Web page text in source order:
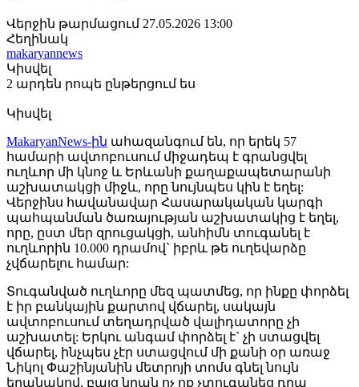
Վերջին թարմացում 27.05.2026 13:00
Հեղինակ
makaryannews
Կիսվել
2 արդեն րոպե ընթերցում ես
Կիսվել
MakaryanNews-ին ահազանգում են, որ երեկ 57
համարի ավտոբուսում միջադեպ է գրանցվել
ուղևոր մի կնոջ և Երևանի քաղաքապետարանի
աշխատակցի միջև, որը նույնպես կին է եղել:
Վերջինս հավանավար Հասարակական կարգի
պահպանման ծառայության աշխատակից է եղել,
որը, ըստ մեր զրուցակցի, անհիմն տուգանել է
ուղևորին 10.000 դրամով` իբրև թե ուղեվարձը
չվճարելու համար:
Տուգանված ուղևորը մեզ պատմեց, որ ինքը փորձել
է իր բանկային քարտով վճարել, սակայն
ավտոբուսում տեղադրված վալիդատորը չի
աշխատել: Երկու անգամ փորձել է` չի ստացվել
վճարել, ինչպես չէր ստացվում մի քանի օր առաջ
Նիկոլ Փաշինյանին մետրոյի տոմս գնել նույն
եղանակով, բայց նրան ոչ ոք չտուգանեց դրա